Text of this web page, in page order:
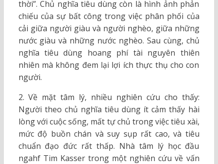
thời”. Chủ nghĩa tiêu dùng còn là hình ảnh phản
chiếu của sự bất công trong việc phân phối của
cải giữa người giàu và người nghèo, giữa những
nước giàu và những nước nghèo. Sau cùng, chủ
nghĩa tiêu dùng hoang phí tài nguyên thiên
nhiên mà không đem lại lợi ích thực thụ cho con
người.
2. Về mặt tâm lý, nhiều nghiên cứu cho thấy:
Người theo chủ nghĩa tiêu dùng ít cảm thấy hài
lòng với cuộc sống, mất tự chủ trong việc tiêu xài,
mức độ buồn chán và suy sụp rất cao, và tiêu
chuẩn đạo đức rất thấp. Nhà tâm lý học đầu
ngahf Tim Kasser trong một nghiên cứu về vấn